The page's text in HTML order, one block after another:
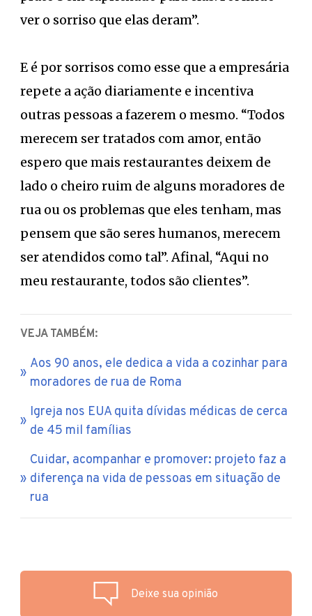
ver o sorriso que elas deram”.
E é por sorrisos como esse que a empresária
repete a ação diariamente e incentiva
outras pessoas a fazerem o mesmo. “Todos
merecem ser tratados com amor, então
espero que mais restaurantes deixem de
lado o cheiro ruim de alguns moradores de
rua ou os problemas que eles tenham, mas
pensem que são seres humanos, merecem
ser atendidos como tal”. Afinal, “Aqui no
meu restaurante, todos são clientes”.
VEJA TAMBÉM:
Aos 90 anos, ele dedica a vida a cozinhar para
moradores de rua de Roma
Igreja nos EUA quita dívidas médicas de cerca
de 45 mil famílias
Cuidar, acompanhar e promover: projeto faz a
diferença na vida de pessoas em situação de
rua
Deixe sua opinião